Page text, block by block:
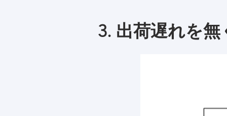
​3. 出荷遅れを無